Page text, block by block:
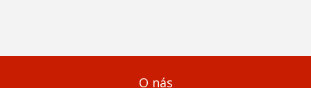
O nás